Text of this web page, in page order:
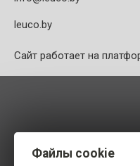
leuco.by
Сайт работает на
Файлы cookie